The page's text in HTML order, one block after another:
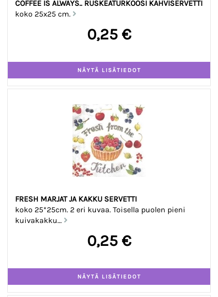
COFFEE IS ALWAYS.. RUSKEATURKOOSI KAHVISERVETTI
koko 25x25 cm.
0,25 €
FRESH MARJAT JA KAKKU SERVETTI
koko 25*25cm. 2 eri kuvaa. Toisella puolen pieni
kuivakakku...
0,25 €